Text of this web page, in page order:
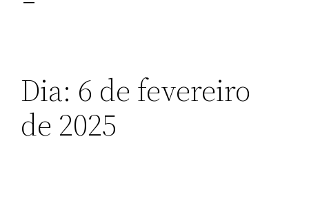
Dia: 6 de fevereiro
de 2025